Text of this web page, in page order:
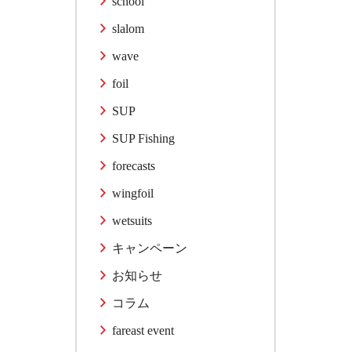
slalom
wave
foil
SUP
SUP Fishing
forecasts
wingfoil
wetsuits
キャンペーン
お知らせ
コラム
fareast event